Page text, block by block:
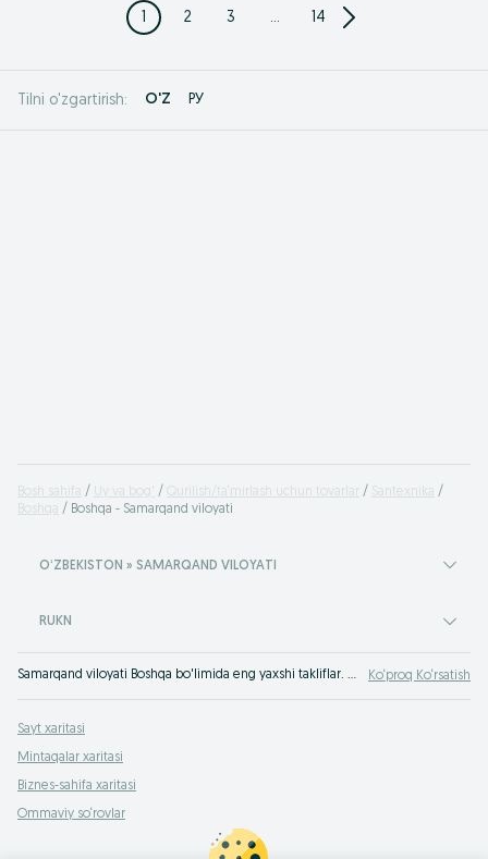
1 2 3 ... 14
Tilni o'zgartirish: O'Z РУ
Bosh sahifa Uy va bog' Qurilish/ta‘mirlash uchun tovarlar
Santexnika
Boshqa
Boshqa - Samarqand viloyati
OʻZBEKISTON » SAMARQAND VILOYATI
RUKN
Samarqand viloyati Boshqa bo'limida eng yaxshi takliflar. OLXda hamyonbop narxlarda mahsulot va xizmatlarning katta tanlovi! OLX.uz da ko'plab takliflar! Ko‘proq Ko‘rsatish
Sayt xaritasi
Mintaqalar xaritasi
Biznes-sahifa xaritasi
Ommaviy so‘rovlar